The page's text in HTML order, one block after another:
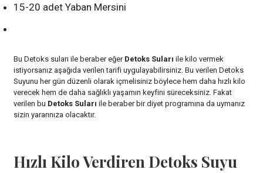
15-20 adet Yaban Mersini
Bu Detoks suları ile beraber eğer Detoks Suları ile kilo vermek
istiyorsanız aşağıda verilen tarifi uygulayabilirsiniz. Bu verilen Detoks
Suyunu her gün düzenli olarak içmelisiniz böylece hem daha hızlı kilo
verecek hem de daha sağlıklı yaşamın keyfini süreceksiniz. Fakat
verilen bu Detoks Suları ile beraber bir diyet programına da uymanız
sizin yararınıza olacaktır.
Hızlı Kilo Verdiren Detoks Suyu